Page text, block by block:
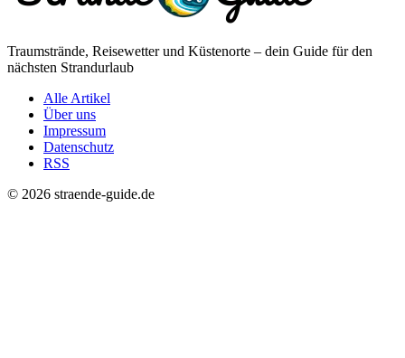
Traumstrände, Reisewetter und Küstenorte – dein Guide für den
nächsten Strandurlaub
Alle Artikel
Über uns
Impressum
Datenschutz
RSS
© 2026 straende-guide.de